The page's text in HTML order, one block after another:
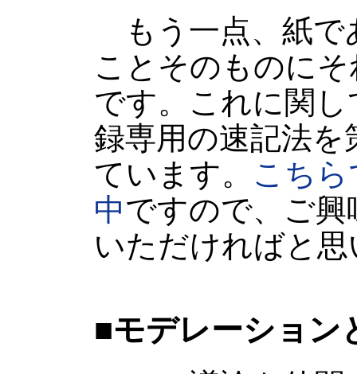
もう一点、紙で
ことそのものに
です。これに関
録専用の速記法
ています。
こち
中ですので、ご
いただければと
■モデレーション